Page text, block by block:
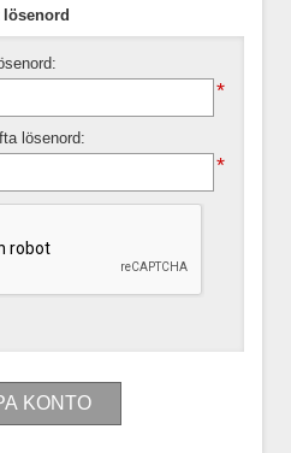
lösenord
*
lösenord:
*